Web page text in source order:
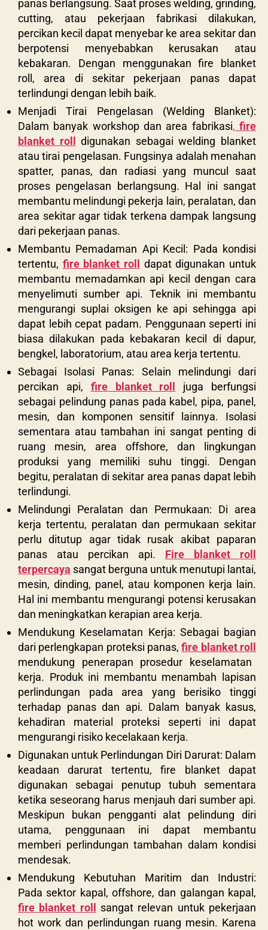
panas berlangsung. Saat proses welding, grinding,
cutting, atau pekerjaan fabrikasi dilakukan,
percikan kecil dapat menyebar ke area sekitar dan
berpotensi menyebabkan kerusakan atau
kebakaran. Dengan menggunakan fire blanket
roll, area di sekitar pekerjaan panas dapat
terlindungi dengan lebih baik.
Menjadi Tirai Pengelasan (Welding Blanket):
Dalam banyak workshop dan area fabrikasi,fire
blanket roll
digunakan sebagai welding blanket
atau tirai pengelasan. Fungsinya adalah menahan
spatter, panas, dan radiasi yang muncul saat
proses pengelasan berlangsung. Hal ini sangat
membantu melindungi pekerja lain, peralatan, dan
area sekitar agar tidak terkena dampak langsung
dari pekerjaan panas.
Membantu Pemadaman Api Kecil: Pada kondisi
tertentu, fire blanket roll
dapat digunakan untuk
membantu memadamkan api kecil dengan cara
menyelimuti sumber api. Teknik ini membantu
mengurangi suplai oksigen ke api sehingga api
dapat lebih cepat padam. Penggunaan seperti ini
biasa dilakukan pada kebakaran kecil di dapur,
bengkel, laboratorium, atau area kerja tertentu.
Sebagai Isolasi Panas: Selain melindungi dari
percikan api, fire blanket roll
juga berfungsi
sebagai pelindung panas pada kabel, pipa, panel,
mesin, dan komponen sensitif lainnya. Isolasi
sementara atau tambahan ini sangat penting di
ruang mesin, area offshore, dan lingkungan
produksi yang memiliki suhu tinggi. Dengan
begitu, peralatan di sekitar area panas dapat lebih
terlindungi.
Melindungi Peralatan dan Permukaan: Di area
kerja tertentu, peralatan dan permukaan sekitar
perlu ditutup agar tidak rusak akibat paparan
panas atau percikan api. Fire blanket roll
terpercaya sangat berguna untuk menutupi lantai,
mesin, dinding, panel, atau komponen kerja lain.
Hal ini membantu mengurangi potensi kerusakan
dan meningkatkan kerapian area kerja.
Mendukung Keselamatan Kerja: Sebagai bagian
dari perlengkapan proteksi panas,fire blanket roll
mendukung penerapan prosedur keselamatan
kerja. Produk ini membantu menambah lapisan
perlindungan pada area yang berisiko tinggi
terhadap panas dan api. Dalam banyak kasus,
kehadiran material proteksi seperti ini dapat
mengurangi risiko kecelakaan kerja.
Digunakan untuk Perlindungan Diri Darurat: Dalam
keadaan darurat tertentu, fire blanket dapat
digunakan sebagai penutup tubuh sementara
ketika seseorang harus menjauh dari sumber api.
Meskipun bukan pengganti alat pelindung diri
utama, penggunaan ini dapat membantu
memberi perlindungan tambahan dalam kondisi
mendesak.
Mendukung Kebutuhan Maritim dan Industri:
Pada sektor kapal, offshore, dan galangan kapal,
fire blanket roll
sangat relevan untuk pekerjaan
hot work dan perlindungan ruang mesin. Karena